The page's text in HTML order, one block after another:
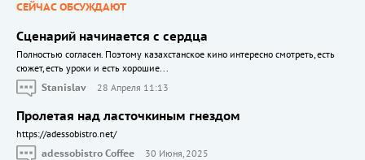
СЕЙЧАС ОБСУЖДАЮТ
Сценарий начинается с сердца
Полностью согласен. Поэтому казахстанское кино интересно смотреть, есть
сюжет, есть уроки и есть хорошие...
Stanislav
28 Апреля 11:13
Пролетая над ласточкиным гнездом
https://adessobistro.net/
adessobistro Coffee
30 Июня, 2025